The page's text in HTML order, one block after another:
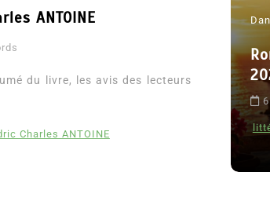
ANTOINE
du livre, les avis des lecteurs
Charles ANTOINE
2026 0 4 779 words